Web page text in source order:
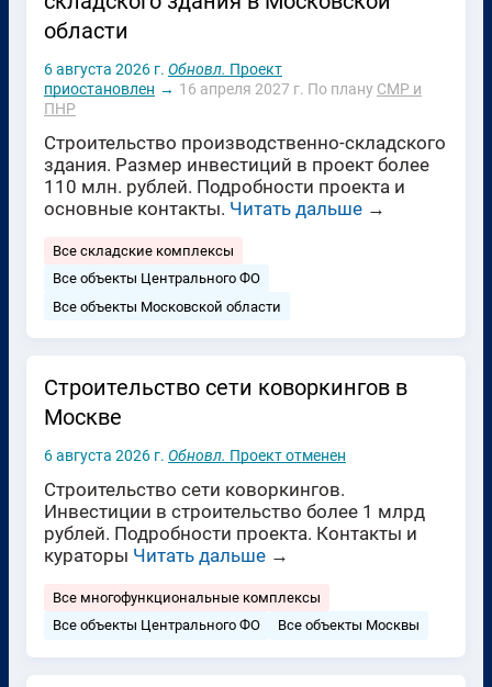
области
6 августа 2026 г. Обновл. Проект
приостановлен → 16 апреля 2027 г. По плану СМР и
ПНР
Строительство производственно-складского
здания. Размер инвестиций в проект более
110 млн. рублей. Подробности проекта и
основные контакты. Читать дальше →
Все складские комплексы
Все объекты Центрального ФО
Все объекты Московской области
Строительство сети коворкингов в
Москве
6 августа 2026 г. Обновл. Проект отменен
Строительство сети коворкингов.
Инвестиции в строительство более 1 млрд
рублей. Подробности проекта. Контакты и
кураторы Читать дальше →
Все многофункциональные комплексы
Все объекты Центрального ФО
Все объекты Москвы